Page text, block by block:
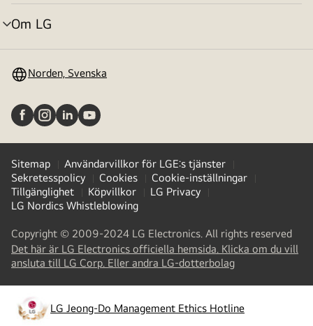
Om LG
menyväxling
Norden, Svenska
Sitemap
Användarvillkor för LGE:s tjänster
Sekretesspolicy
Cookies
Cookie-inställningar
Tillgänglighet
Köpvillkor
LG Privacy
LG Nordics Whistleblowing
Copyright © 2009-2024 LG Electronics. All rights reserved
Det här är LG Electronics officiella hemsida. Klicka om du vill
ansluta till LG Corp. Eller andra LG-dotterbolag(
a
new
tab
LG Jeong-Do Management Ethics Hotline
opens